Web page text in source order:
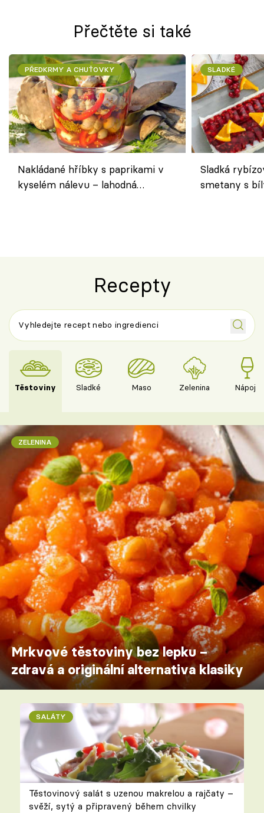
Přečtěte si také
PŘEDKRMY A CHUŤOVKY
Nakládané hříbky s paprikami v
kyselém nálevu – lahodná
SLADKÉ
Sladká
smetany s
Recepty
Těstoviny Sladké Maso Zelenina Nápoje
ZELENINA
Mrkvové těstoviny bez lepku –
zdravá a originální alternativa klasiky
SALÁTY
Těstovinový salát s uzenou makrelou a rajčaty –
svěží, sytý a připravený během chvilky